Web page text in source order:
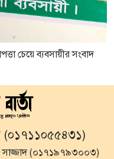
চেয়ে ব্যবসায়ীর সংবাদ
(০১৭১১০৫৫৪৩১)
সাজ্জাদ (০১৭১৯৭৯৩০০৩)